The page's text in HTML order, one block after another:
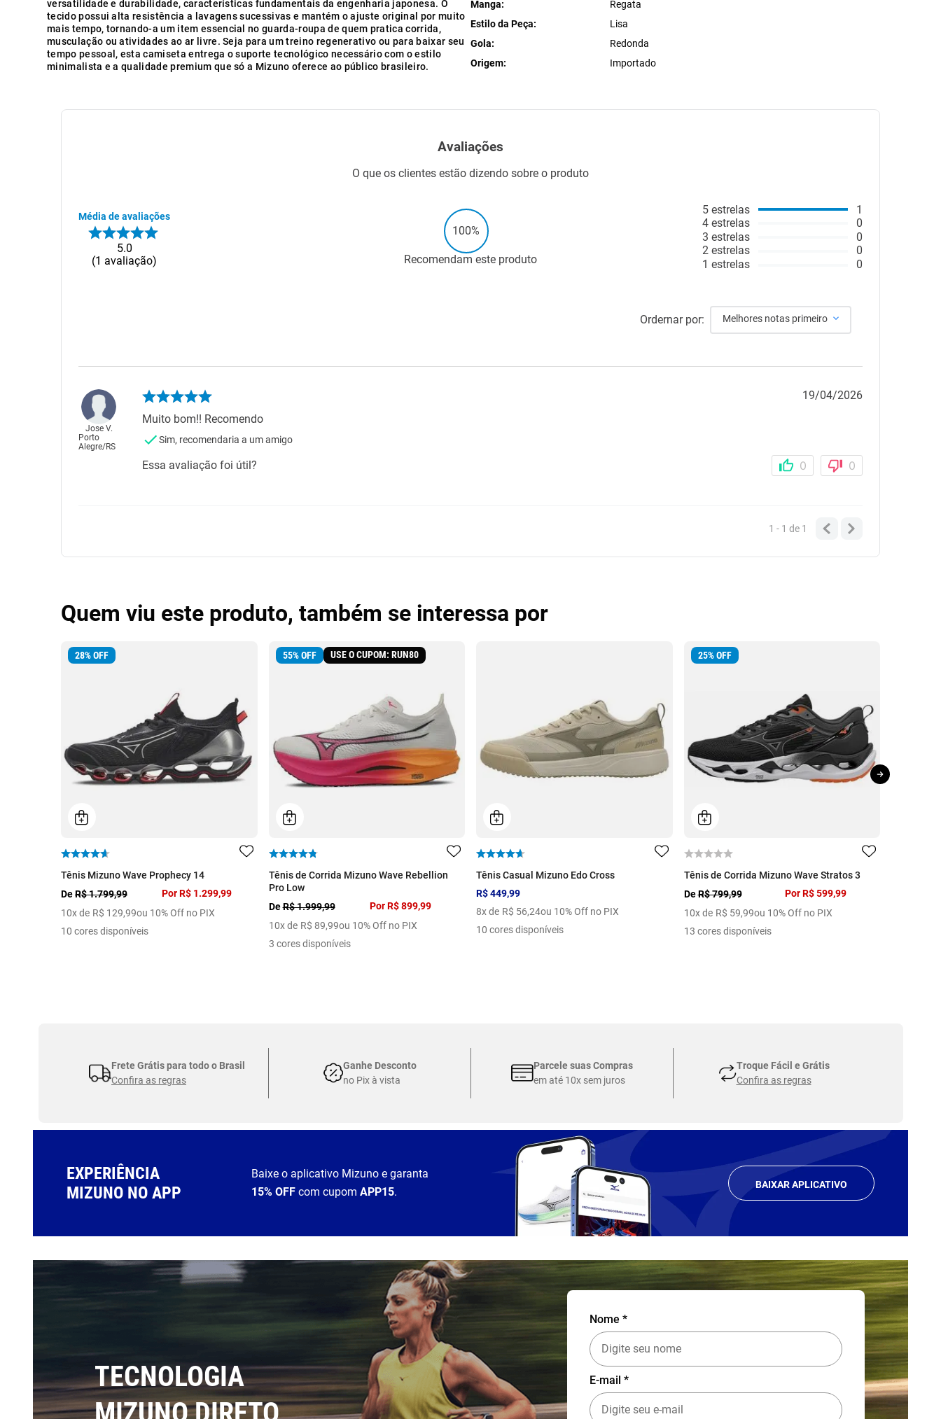
versatilidade e durabilidade, características fundamentais da engenharia japonesa. O
tecido possui alta resistência a lavagens sucessivas e mantém o ajuste original por muito
mais tempo, tornando-a um item essencial no guarda-roupa de quem pratica corrida,
musculação ou atividades ao ar livre. Seja para um treino regenerativo ou para baixar seu
tempo pessoal, esta camiseta entrega o suporte tecnológico necessário com o estilo
minimalista e a qualidade premium que só a Mizuno oferece ao público brasileiro.
Manga
Regata
Estilo da Peça
Lisa
Gola
Redonda
Origem
Importado
Avaliações
O que os clientes estão dizendo sobre o produto
Média de avaliações
5.0
1 avaliação
100%
Recomendam este produto
5 estrelas
4 estrelas
3 estrelas
2 estrelas
1 estrelas
1
0
0
0
0
Ordernar por: Melhores notas primeiro
Jose V.
Porto
Alegre/RS
19/04/2026
Muito bom!! Recomendo
Sim, recomendaria a um amigo
Essa avaliação foi útil? 0 0
1 - 1de 1
Quem viu este produto, também se interessa por
28%OFF
Tênis Mizuno Wave Prophecy 14
DeR$ 1.799,99
10x de R$ 129,99ou 10% Off no PIX
Por R$ 1.299,99
10 cores disponíveis
55%OFF USE O CUPOM: RUN80
Tênis de Corrida Mizuno Wave Rebellion
Pro Low
DeR$ 1.999,99
10x de R$ 89,99ou 10% Off no PIX
Por R$ 899,99
3 cores disponíveis
Tênis Casual Mizuno Edo Cross
R$ 449,99
8x de R$ 56,24ou 10% Off no PIX
10 cores disponíveis
25%OFF
Tênis de Corrida Mizuno Wave Stratos 3
DeR$ 799,99
10x de R$ 59,99ou 10% Off no PIX
Por R$ 599,99
13 cores disponíveis
Frete Grátis para todo o Brasil
Confira as regras
Ganhe Desconto
no Pix à vista
Parcele suas Compras
em até 10x sem juros
Troque Fácil e Grátis
Confira as regras
EXPERIÊNCIA
MIZUNO NO APP
Baixe o aplicativo Mizuno e garanta
15% OFF com cupomAPP15.
BAIXAR APLICATIVO
TECNOLOGIA
Nome *
E-mail *